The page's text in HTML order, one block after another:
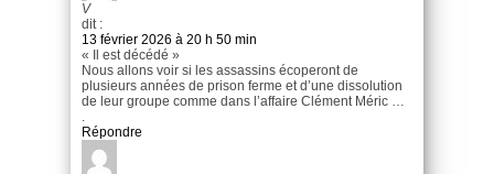
V
dit :
13 février 2026 à 20 h 50 min
« Il est décédé »
Nous allons voir si les assassins écoperont de
plusieurs années de prison ferme et d’une dissolution
de leur groupe comme dans l’affaire Clément Méric …
.
Répondre